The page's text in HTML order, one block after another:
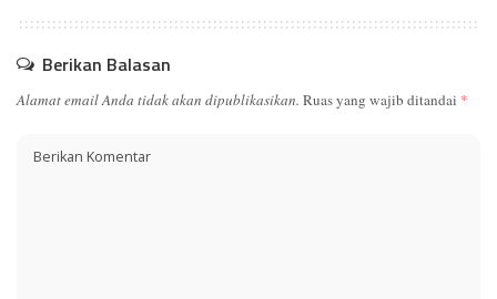
Berikan Balasan
Alamat email Anda tidak akan dipublikasikan. Ruas yang wajib ditandai *